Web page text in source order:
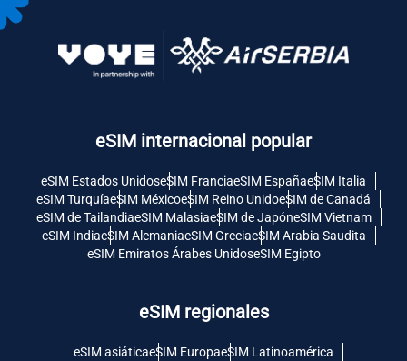
eSIM internacional popular
eSIM Estados UnidoseSIM FranciaeSIM EspañaeSIM Italia
eSIM TurquíaeSIM MéxicoeSIM Reino UnidoeSIM de Canadá
eSIM de TailandiaeSIM MalasiaeSIM de JapóneSIM Vietnam
eSIM IndiaeSIM AlemaniaeSIM GreciaeSIM Arabia Saudita
eSIM Emiratos Árabes UnidoseSIM Egipto
eSIM regionales
eSIM asiáticaeSIM EuropaeSIM Latinoamérica